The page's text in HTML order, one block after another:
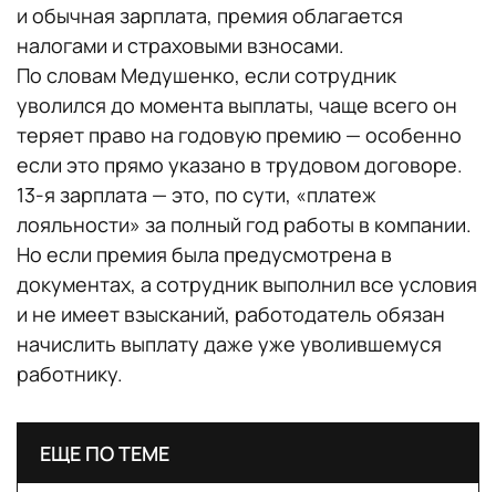
и обычная зарплата, премия облагается
налогами и страховыми взносами.
По словам Медушенко, если сотрудник
уволился до момента выплаты, чаще всего он
теряет право на годовую премию — особенно
если это прямо указано в трудовом договоре.
13-я зарплата — это, по сути, «платеж
лояльности» за полный год работы в компании.
Но если премия была предусмотрена в
документах, а сотрудник выполнил все условия
и не имеет взысканий, работодатель обязан
начислить выплату даже уже уволившемуся
работнику.
ЕЩЕ ПО ТЕМЕ